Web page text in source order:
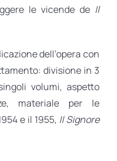
le vicende de Il
dell’opera con
divisione in 3
volumi, aspetto
materiale per le
e il 1955, Il Signore